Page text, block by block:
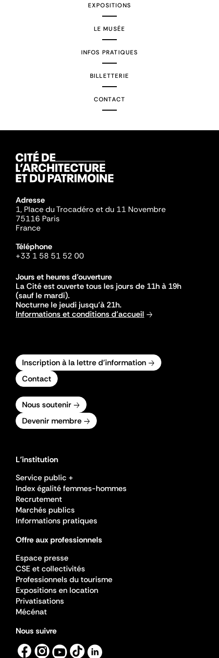
EXPOSITIONS
LE MUSÉE
INFOS PRATIQUES
BILLETTERIE
CONTACT
Adresse
1, Place du Trocadéro et du 11 Novembre
75116 Paris
France
Téléphone
+33 1 58 51 52 00
Jours et heures d'ouverture
La Cité est ouverte tous les jours de 11h à 19h
(sauf le mardi).
Nocturne le jeudi jusqu'à 21h.
Informations et conditions d'accueil
Inscription à la lettre d'information
Contact
Nous soutenir
Devenir membre
L'institution
Service public +
Index égalité femmes-hommes
Recrutement
Marchés publics
Informations pratiques
Offre aux professionnels
Espace presse
CSE et collectivités
Professionnels du tourisme
Expositions en location
Privatisations
Mécénat
Nous suivre